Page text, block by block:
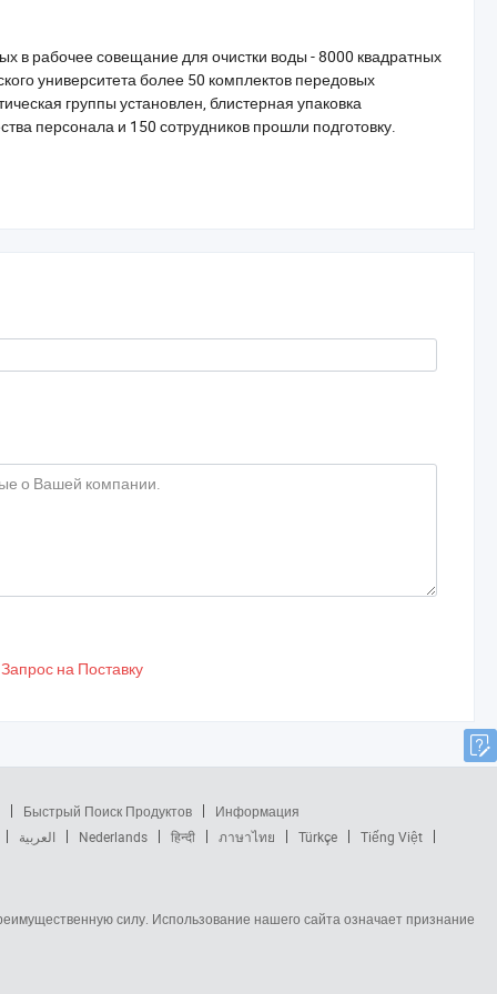
в рабочее совещание для очистки воды - 8000 квадратных
университета более 50 комплектов передовых
группы установлен, блистерная упаковка
персонала и 150 сотрудников прошли подготовку.
на Поставку
Быстрый Поиск Продуктов
Информация
العربية
Nederlands हिन्दी ภาษาไทย Türkçe Tiếng Việt
силу. Использование нашего сайта означает признание